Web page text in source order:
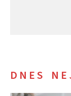
DNES